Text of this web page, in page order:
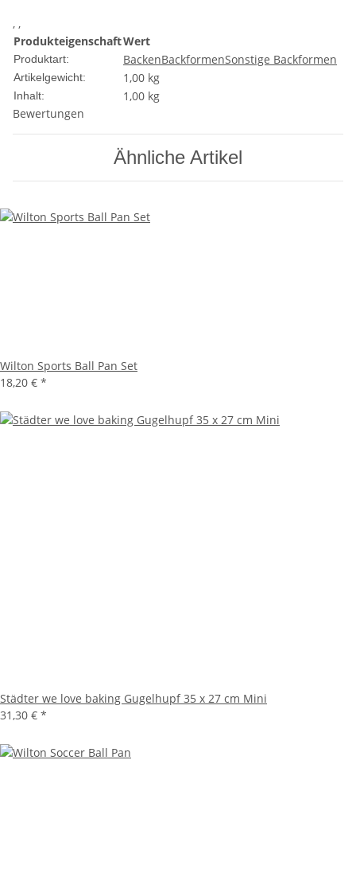
, ,
ProdukteigenschaftWert
Produktart: BackenBackformenSonstige Backformen
Artikelgewicht: 1,00 kg
Inhalt:
1,00 kg
Bewertungen
Ähnliche Artikel
Wilton Sports Ball Pan Set
18,20 € *
Städter we love baking Gugelhupf 35 x 27 cm Mini
31,30 € *